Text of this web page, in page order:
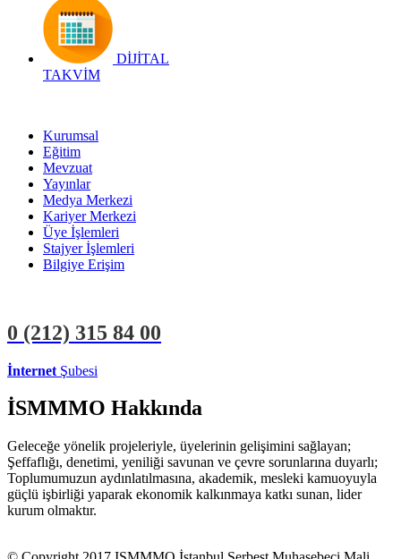
DİJİTAL
TAKVİM
Kurumsal
Eğitim
Mevzuat
Yayınlar
Medya Merkezi
Kariyer Merkezi
Üye İşlemleri
Stajyer İşlemleri
Bilgiye Erişim
0 (212) 315 84 00
İnternet Şubesi
İSMMMO Hakkında
Geleceğe yönelik projeleriyle, üyelerinin gelişimini sağlayan;
Şeffaflığı, denetimi, yeniliği savunan ve çevre sorunlarına duyarlı;
Toplumumuzun aydınlatılmasına, akademik, mesleki kamuoyuyla
güçlü işbirliği yaparak ekonomik kalkınmaya katkı sunan, lider
kurum olmaktır.